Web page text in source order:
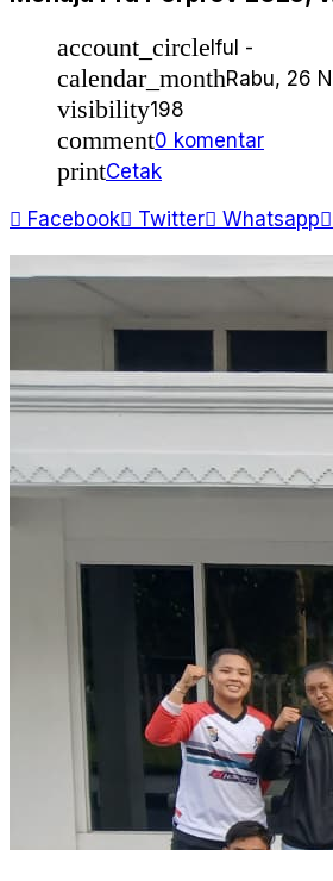
Wisata
account_circle Iful -
calendar_monthRabu, 26
visibility198
comment0 komentar
printCetak
Facebook
Twitter Whatsapp